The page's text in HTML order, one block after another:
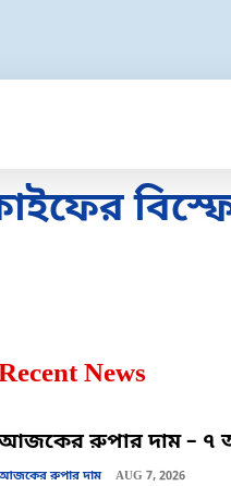
News
রুপার দাম – ৭
রুপার দাম AUG 7, 2026